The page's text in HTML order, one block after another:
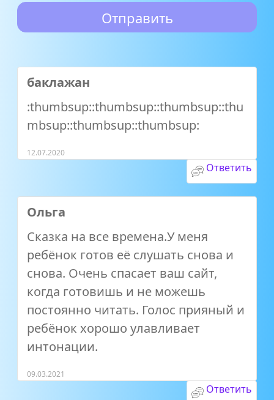
баклажан
:thumbsup::thumbsup::thumbsup::thu
mbsup::thumbsup::thumbsup:
12.07.2020
Ответить
Ольга
Сказка на все времена.У меня
ребёнок готов её слушать снова и
снова. Очень спасает ваш сайт,
когда готовишь и не можешь
постоянно читать. Голос прияный и
ребёнок хорошо улавливает
интонации.
09.03.2021
Ответить